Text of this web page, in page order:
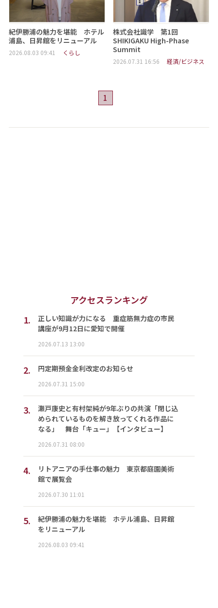
紀伊勝浦の魅力を堪能 ホテル
浦島、日昇館をリニューアル
2026.08.03 09:41 くらし
株式会社識学 第1回
SHIKIGAKU High-Phase
Summit
2026.07.31 16:56 経済/ビジネス
1
アクセスランキング
1.
正しい知識が力になる 重症筋無力症の市民
講座が9月12日に愛知で開催
2026.07.13 13:00
2. 円定期預金金利改定のお知らせ
2026.07.31 15:00
3.
瀬戸康史と有村架純が9年ぶりの共演「閉じ込
められているものを解き放ってくれる作品に
なる」 舞台「キュー」【インタビュー】
2026.07.31 08:00
4.
リトアニアの手仕事の魅力 東京都庭園美術
館で展覧会
2026.07.30 11:01
5.
紀伊勝浦の魅力を堪能 ホテル浦島、日昇館
をリニューアル
2026.08.03 09:41